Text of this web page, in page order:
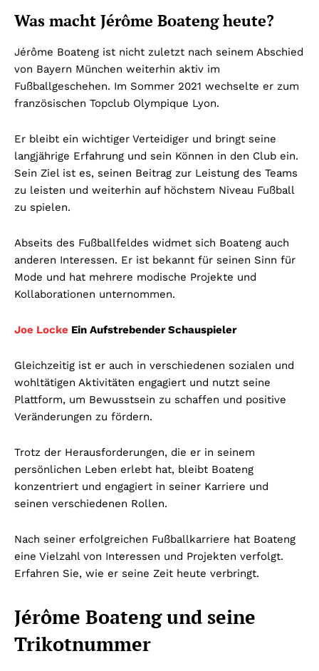
Was macht Jérôme Boateng heute?
Jérôme Boateng ist nicht zuletzt nach seinem Abschied
von Bayern München weiterhin aktiv im
Fußballgeschehen. Im Sommer 2021 wechselte er zum
französischen Topclub Olympique Lyon.
Er bleibt ein wichtiger Verteidiger und bringt seine
langjährige Erfahrung und sein Können in den Club ein.
Sein Ziel ist es, seinen Beitrag zur Leistung des Teams
zu leisten und weiterhin auf höchstem Niveau Fußball
zu spielen.
Abseits des Fußballfeldes widmet sich Boateng auch
anderen Interessen. Er ist bekannt für seinen Sinn für
Mode und hat mehrere modische Projekte und
Kollaborationen unternommen.
Joe Locke Ein Aufstrebender Schauspieler
Gleichzeitig ist er auch in verschiedenen sozialen und
wohltätigen Aktivitäten engagiert und nutzt seine
Plattform, um Bewusstsein zu schaffen und positive
Veränderungen zu fördern.
Trotz der Herausforderungen, die er in seinem
persönlichen Leben erlebt hat, bleibt Boateng
konzentriert und engagiert in seiner Karriere und
seinen verschiedenen Rollen.
Nach seiner erfolgreichen Fußballkarriere hat Boateng
eine Vielzahl von Interessen und Projekten verfolgt.
Erfahren Sie, wie er seine Zeit heute verbringt.
Jérôme Boateng und seine
Trikotnummer